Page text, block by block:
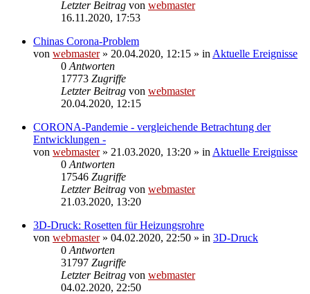
Letzter Beitrag von webmaster
16.11.2020, 17:53
Chinas Corona-Problem
von webmaster» 20.04.2020, 12:15 » in Aktuelle Ereignisse
0 Antworten
17773 Zugriffe
Letzter Beitrag von webmaster
20.04.2020, 12:15
CORONA-Pandemie - vergleichende Betrachtung der
Entwicklungen -
von webmaster» 21.03.2020, 13:20 » in Aktuelle Ereignisse
0 Antworten
17546 Zugriffe
Letzter Beitrag von webmaster
21.03.2020, 13:20
3D-Druck: Rosetten für Heizungsrohre
von webmaster» 04.02.2020, 22:50 » in 3D-Druck
0 Antworten
31797 Zugriffe
Letzter Beitrag von webmaster
04.02.2020, 22:50